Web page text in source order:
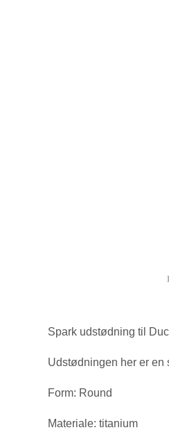
Spark udstødning til
Udstødningen her er en
Form: Round
Materiale: titanium